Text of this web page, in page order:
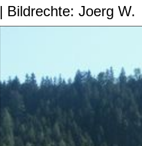
| Bildrechte: Joerg W.